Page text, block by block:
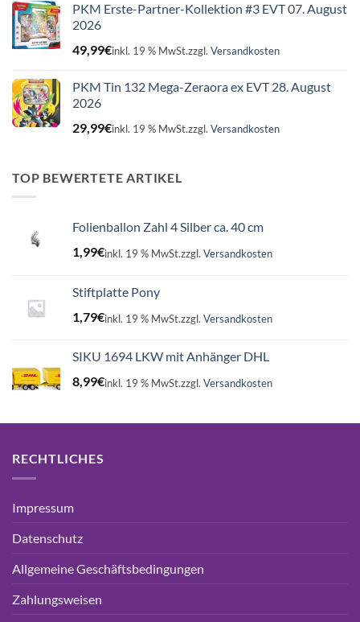
PKM Erste-Partner-Kollektion #3 EVT 07. August
2026
49,99€inkl. 19 % MwSt.zzgl. Versandkosten
PKM Tin 132 Mega-Zeraora ex EVT 28. August
2026
29,99€inkl. 19 % MwSt.zzgl. Versandkosten
TOP BEWERTETE ARTIKEL
Folienballon Zahl 4 Silber ca. 40 cm
1,99€inkl. 19 % MwSt.zzgl. Versandkosten
Stiftplatte Pony
1,79€inkl. 19 % MwSt.zzgl. Versandkosten
SIKU 1694 LKW mit Anhänger DHL
8,99€inkl. 19 % MwSt.zzgl. Versandkosten
RECHTLICHES
Impressum
Datenschutz
Allgemeine Geschäftsbedingungen
Zahlungsweisen